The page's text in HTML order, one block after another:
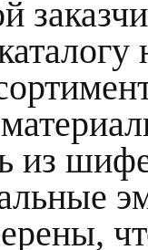
из